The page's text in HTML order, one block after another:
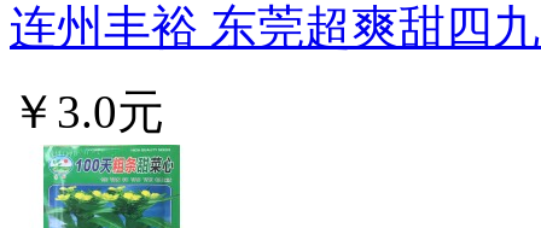
连州丰裕 东莞超爽甜四
￥3.0元